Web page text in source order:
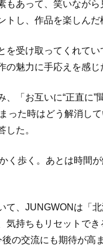
もあって、笑いなが
し、作品を楽しんだ
を受け取ってくれて
魅力に手応えを感じ
「お互いに“正直に
った時はどう解消し
した。
歩く。あとは時間
、JUNGWONは「
持ちもリセットでき
の交流にも期待が高